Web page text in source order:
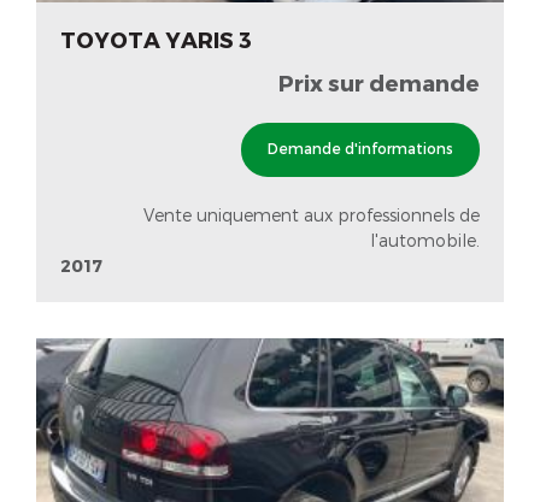
TOYOTA YARIS 3
Prix sur demande
Demande d'informations
Vente uniquement aux professionnels de
l'automobile.
2017